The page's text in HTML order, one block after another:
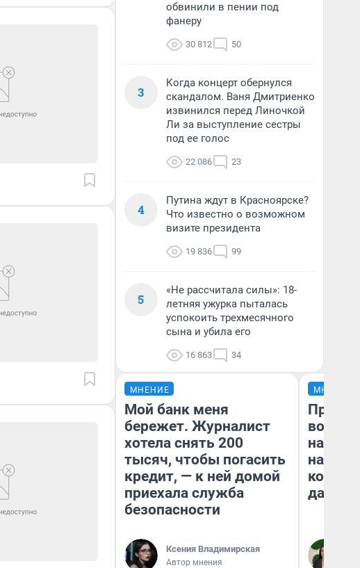
обвинили в пении под
фанеру
30 812 50
3
Когда концерт обернулся
скандалом. Ваня Дмитриенко
извинился перед Линочкой
Ли за выступление сестры
под ее голос
22 086 23
4
Путина ждут в Красноярске?
Что известно о возможном
визите президента
19 836 99
5
«Не рассчитала силы»: 18-
летняя ужурка пыталась
успокоить трехмесячного
сына и убила его
16 863 34
МНЕНИЕ
Мой банк меня
бережет. Журналист
хотела снять 200
тысяч, чтобы погасить
кредит, — к ней домой
приехала служба
безопасности
Ксения Владимирская
Автор мнения
МНЕНИЕ
нам
даже